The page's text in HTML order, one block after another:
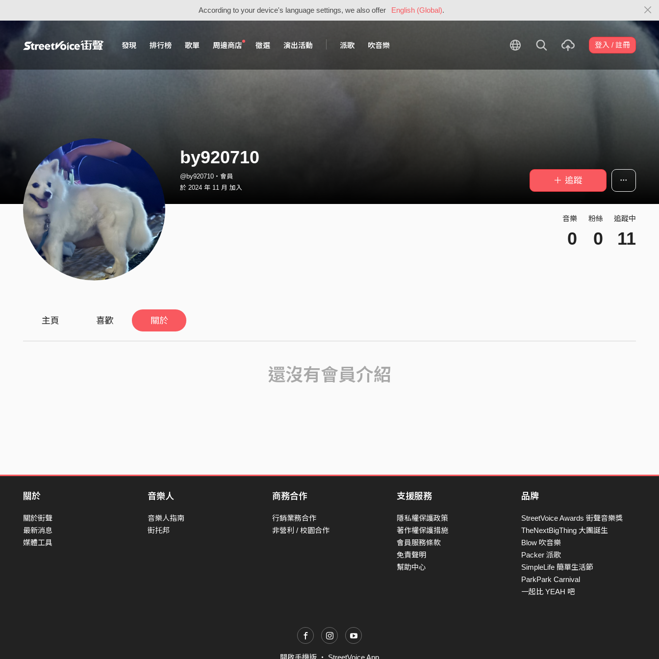
According to your device's language settings, we also offer English (Global).
發現 排行榜 歌單 周邊商店 徵選 演出活動 派歌 吹音樂 登入 / 註冊
by920710
@by920710・會員
於 2024 年 11 月 加入
＋ 追蹤
音樂
0
粉絲
0
追蹤中
11
主頁 喜歡 關於
還沒有會員介紹
關於
關於街聲
最新消息
媒體工具
音樂人
音樂人指南
街托邦
商務合作
行銷業務合作
非營利 / 校園合作
支援服務
隱私權保護政策
著作權保護措施
會員服務條款
免責聲明
幫助中心
品牌
StreetVoice Awards 街聲音樂獎
TheNextBigThing 大團誕生
Blow 吹音樂
Packer 派歌
SimpleLife 簡單生活節
ParkPark Carnival
一起比 YEAH 吧
開啟手機版 ・ StreetVoice App